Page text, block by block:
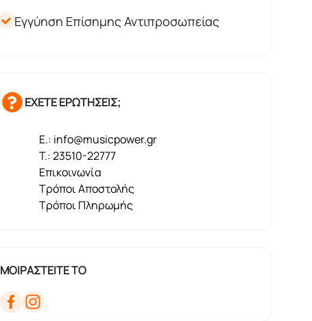
Εγγύηση Επίσημης Αντιπροσωπείας
ΕΧΕΤΕ ΕΡΩΤΗΣΕΙΣ;
E.: info@musicpower.gr
T.: 23510-22777
Επικοινωνία
Τρόποι Αποστολής
Τρόποι Πληρωμής
ΜΟΙΡΑΣΤΕΙΤΕ ΤΟ